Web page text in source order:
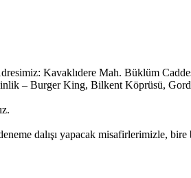
Kavaklıdere Mah. Büklüm
– Burger King, Bilkent Köprüsü,
dalışı yapacak misafirlerimizle,